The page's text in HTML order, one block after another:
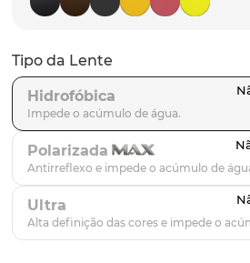
Tipo da Lente
Hidrofóbica
Polarizada
Ultra
9º latch